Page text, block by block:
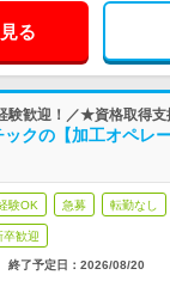
る
験歓迎！／★資格取得
ックの【加工オペレ
験OK 急募 転勤なし
卒歓迎
終了予定日： 2026/08/20